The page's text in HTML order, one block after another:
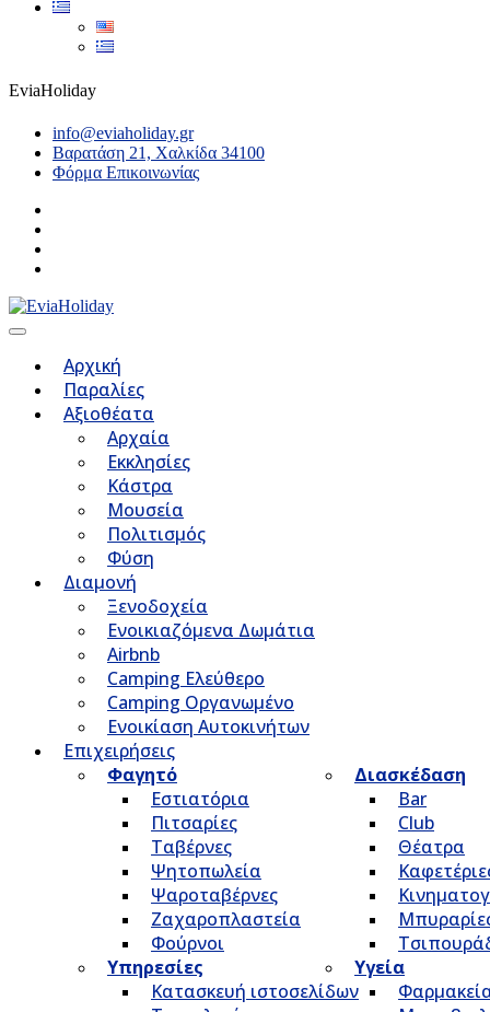
EviaHoliday
info@eviaholiday.gr
Βαρατάση 21, Χαλκίδα 34100
Φόρμα Επικοινωνίας
Αρχική
Παραλίες
Αξιοθέατα
Αρχαία
Εκκλησίες
Κάστρα
Μουσεία
Πολιτισμός
Φύση
Διαμονή
Ξενοδοχεία
Ενοικιαζόμενα Δωμάτια
Airbnb
Camping Ελεύθερο
Camping Οργανωμένο
Ενοικίαση Αυτοκινήτων
Επιχειρήσεις
Φαγητό
Εστιατόρια
Πιτσαρίες
Ταβέρνες
Ψητοπωλεία
Ψαροταβέρνες
Ζαχαροπλαστεία
Φούρνοι
Διασκέδαση
Bar
Club
Θέατρα
Υπηρεσίες
Κατασκευή ιστοσελίδων
Υγεία